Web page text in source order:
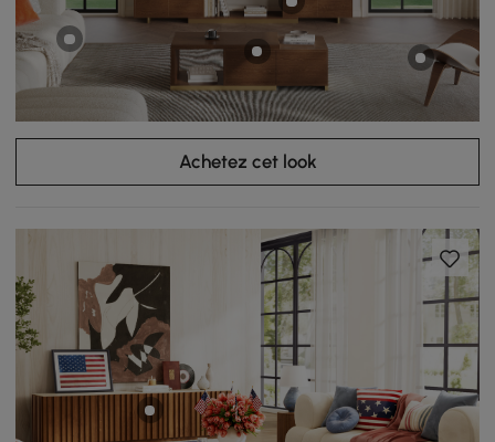
Achetez cet look